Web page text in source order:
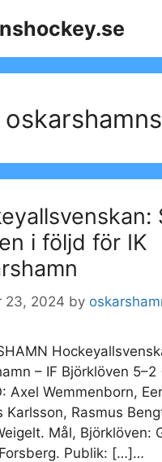
i följd för IK
23, 2024 by
– IF Björklöven 5–2
Axel Wemmenborn,
Karlsson, Rasmus
Mål, Björklöven:
Publik: […]…